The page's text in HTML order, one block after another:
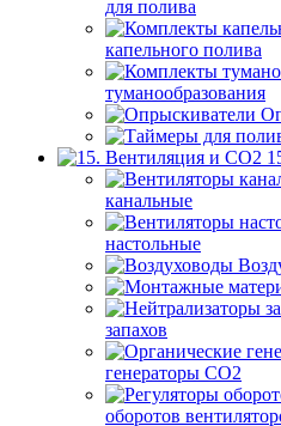
для полива
капельного полива
туманообразования
канальные
настольные
запахов
генераторы СО2
оборотов